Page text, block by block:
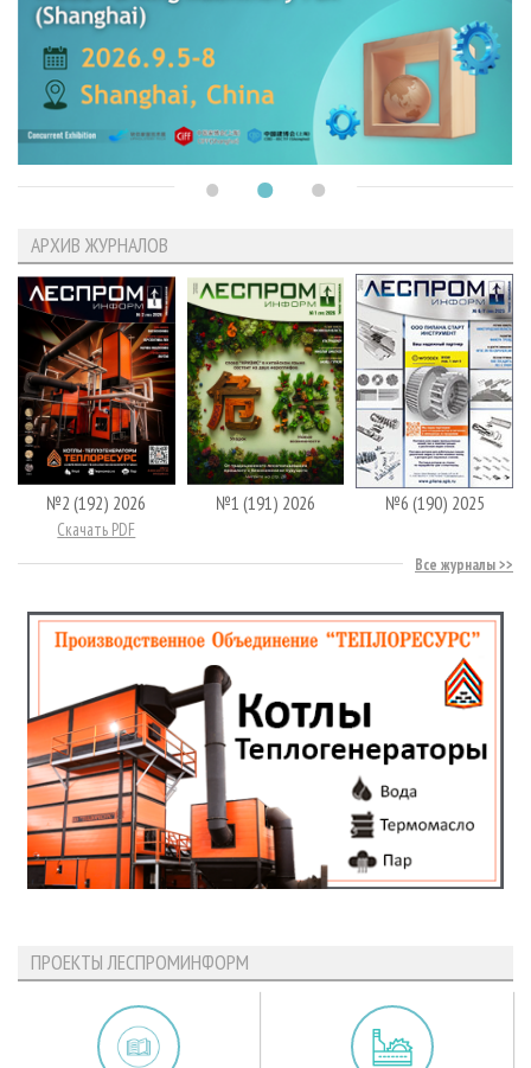
АРХИВ ЖУРНАЛОВ
№2 (192) 2026
Скачать PDF
№1 (191) 2026 №6 (190) 2025
Все журналы
ПРОЕКТЫ ЛЕСПРОМИНФОРМ